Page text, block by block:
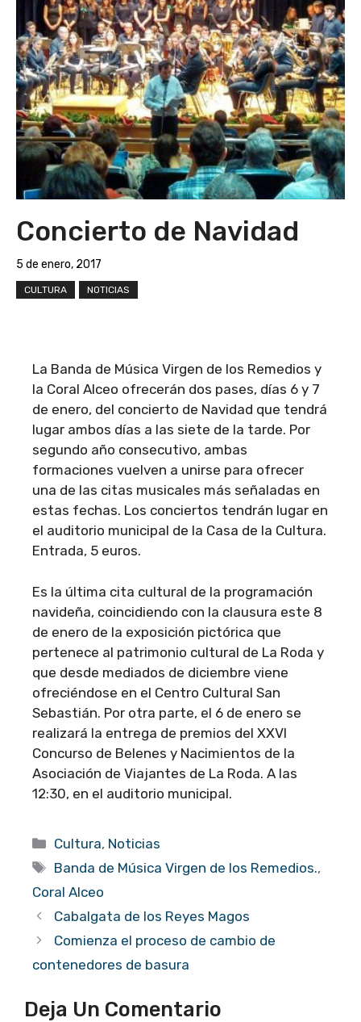
Concierto de Navidad
5 de enero, 2017
CULTURA NOTICIAS
La Banda de Música Virgen de los Remedios y
la Coral Alceo ofrecerán dos pases, días 6 y 7
de enero, del concierto de Navidad que tendrá
lugar ambos días a las siete de la tarde. Por
segundo año consecutivo, ambas
formaciones vuelven a unirse para ofrecer
una de las citas musicales más señaladas en
estas fechas. Los conciertos tendrán lugar en
el auditorio municipal de la Casa de la Cultura.
Entrada, 5 euros.
Es la última cita cultural de la programación
navideña, coincidiendo con la clausura este 8
de enero de la exposición pictórica que
pertenece al patrimonio cultural de La Roda y
que desde mediados de diciembre viene
ofreciéndose en el Centro Cultural San
Sebastián. Por otra parte, el 6 de enero se
realizará la entrega de premios del XXVI
Concurso de Belenes y Nacimientos de la
Asociación de Viajantes de La Roda. A las
12:30, en el auditorio municipal.
Categorías
Cultura, Noticias
Etiquetas
Banda de Música Virgen de los Remedios.,
Coral Alceo
Cabalgata de los Reyes Magos
Comienza el proceso de cambio de
contenedores de basura
Deja Un Comentario